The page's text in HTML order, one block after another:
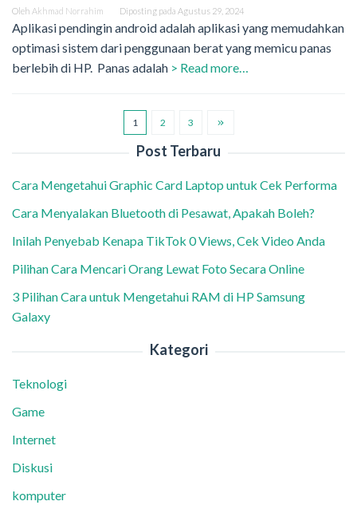
Oleh Akhmad Norrahim Diposting pada Agustus 29, 2024
Aplikasi pendingin android adalah aplikasi yang memudahkan
optimasi sistem dari penggunaan berat yang memicu panas
berlebih di HP. Panas adalah > Read more…
1 2 3
Post Terbaru
Cara Mengetahui Graphic Card Laptop untuk Cek Performa
Cara Menyalakan Bluetooth di Pesawat, Apakah Boleh?
Inilah Penyebab Kenapa TikTok 0 Views, Cek Video Anda
Pilihan Cara Mencari Orang Lewat Foto Secara Online
3 Pilihan Cara untuk Mengetahui RAM di HP Samsung
Galaxy
Kategori
Teknologi
Game
Internet
Diskusi
komputer